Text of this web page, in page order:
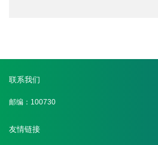
联系我们
邮编：100730
友情链接